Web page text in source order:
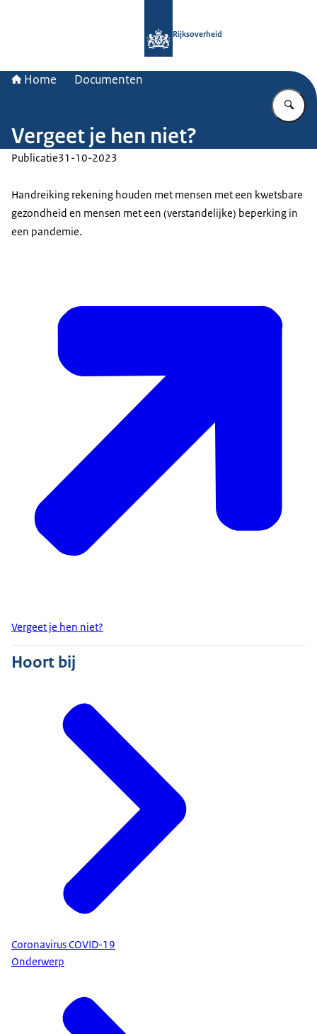
Rijksoverheid
Home Documenten
Vergeet je hen niet?
Publicatie31-10-2023
Handreiking rekening houden met mensen met een kwetsbare
gezondheid en mensen met een (verstandelijke) beperking in
een pandemie.
Vergeet je hen niet?
Hoort bij
Coronavirus COVID-19
Onderwerp